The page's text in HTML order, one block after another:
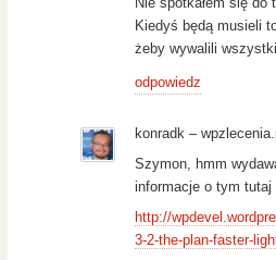
Kiedyś będą musieli
żeby wywalili
odpowiedz
konradk –
Szymon, hmm
informacje o tym tutaj
http://
3-2-the-plan-faster-